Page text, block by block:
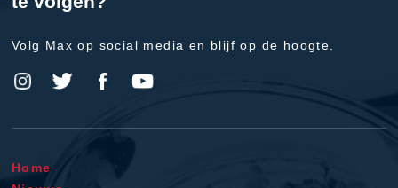
Volg Max op social media en blijf op de hoogte.
Home